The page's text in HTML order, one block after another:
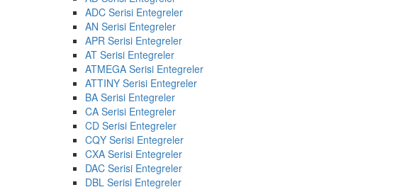
ADC Serisi Entegreler
AN Serisi Entegreler
APR Serisi Entegreler
AT Serisi Entegreler
ATMEGA Serisi Entegreler
ATTINY Serisi Entegreler
BA Serisi Entegreler
CA Serisi Entegreler
CD Serisi Entegreler
CQY Serisi Entegreler
CXA Serisi Entegreler
DAC Serisi Entegreler
DBL Serisi Entegreler